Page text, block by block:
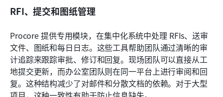
RFI、提交和图纸管理
Procore 提供专用模块，在集中化系统中处理 RFIs、送审
文件、图纸和每日日志。这些工具帮助团队通过清晰的审
计追踪来跟踪审批、修订和回复。现场团队可以直接从工
地提交更新，而办公室团队则在同一平台上进行审阅和回
复。这种结构减少了对邮件和分散文档的依赖。对于大型